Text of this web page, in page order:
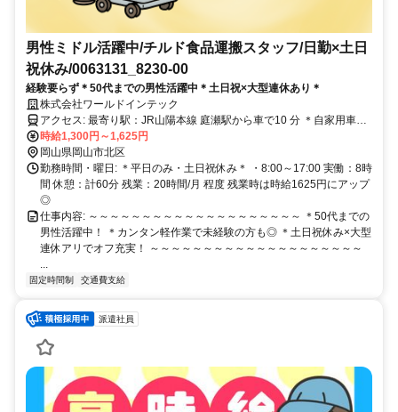
男性ミドル活躍中/チルド食品運搬スタッフ/日勤×土日
祝休み/0063131_8230-00
経験要らず＊50代までの男性活躍中＊土日祝×大型連休あり＊
株式会社ワールドインテック
アクセス: 最寄り駅：JR山陽本線 庭瀬駅から車で10 分 ＊自家用車、
バイク通勤OK◎ ＊交通費支給あり◎ * 岡山市から車で30分 * 倉敷市
から車で20分 * 総社市から車で30分 * 南区から車で20分
時給1,300円～1,625円
岡山県岡山市北区
勤務時間・曜日: ＊平日のみ・土日祝休み＊ ・8:00～17:00 実働：8時
間 休憩：計60分 残業：20時間/月 程度 残業時は時給1625円にアップ
◎
仕事内容: ～～～～～～～～～～～～～～～～～～～～ ＊50代までの
男性活躍中！ ＊カンタン軽作業で未経験の方も◎ ＊土日祝休み×大型
連休アリでオフ充実！ ～～～～～～～～～～～～～～～～～～～～
...
固定時間制 交通費支給
派遣社員